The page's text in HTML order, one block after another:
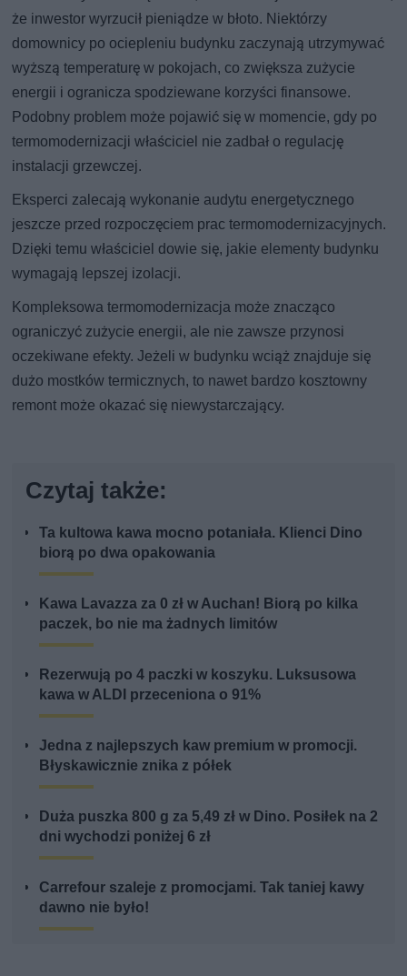
że inwestor wyrzucił pieniądze w błoto. Niektórzy
domownicy po ociepleniu budynku zaczynają utrzymywać
wyższą temperaturę w pokojach, co zwiększa zużycie
energii i ogranicza spodziewane korzyści finansowe.
Podobny problem może pojawić się w momencie, gdy po
termomodernizacji właściciel nie zadbał o regulację
instalacji grzewczej.
Eksperci zalecają wykonanie audytu energetycznego
jeszcze przed rozpoczęciem prac termomodernizacyjnych.
Dzięki temu właściciel dowie się, jakie elementy budynku
wymagają lepszej izolacji.
Kompleksowa termomodernizacja może znacząco
ograniczyć zużycie energii, ale nie zawsze przynosi
oczekiwane efekty. Jeżeli w budynku wciąż znajduje się
dużo mostków termicznych, to nawet bardzo kosztowny
remont może okazać się niewystarczający.
Czytaj także:
Ta kultowa kawa mocno potaniała. Klienci Dino
biorą po dwa opakowania
Kawa Lavazza za 0 zł w Auchan! Biorą po kilka
paczek, bo nie ma żadnych limitów
Rezerwują po 4 paczki w koszyku. Luksusowa
kawa w ALDI przeceniona o 91%
Jedna z najlepszych kaw premium w promocji.
Błyskawicznie znika z półek
Duża puszka 800 g za 5,49 zł w Dino. Posiłek na 2
dni wychodzi poniżej 6 zł
Carrefour szaleje z promocjami. Tak taniej kawy
dawno nie było!